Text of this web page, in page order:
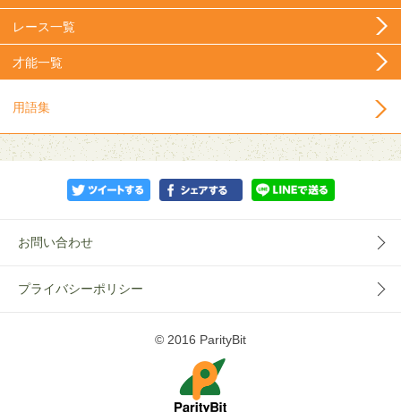
レース一覧
才能一覧
用語集
お問い合わせ
プライバシーポリシー
© 2016 ParityBit